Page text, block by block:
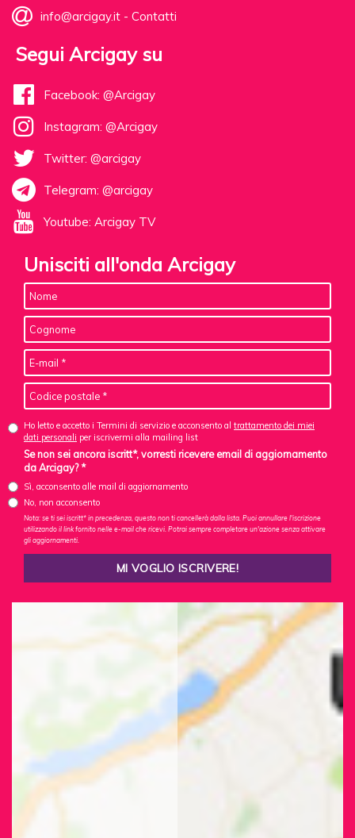
info@arcigay.it - Contatti
Segui Arcigay su
Facebook: @Arcigay
Instagram: @Arcigay
Twitter: @arcigay
Telegram: @arcigay
Youtube: Arcigay TV
Unisciti all'onda Arcigay
Ho letto e accetto i Termini di servizio e acconsento al trattamento dei miei
dati personali per iscrivermi alla mailing list
Se non sei ancora iscritt*, vorresti ricevere email di aggiornamento
da Arcigay? *
Sì, acconsento alle mail di aggiornamento
No, non acconsento
Nota: se ti sei iscritt* in precedenza, questo non ti cancellerà dalla lista. Puoi annullare l'iscrizione
utilizzando il link fornito nelle e-mail che ricevi. Potrai sempre completare un'azione senza attivare
gli aggiornamenti.